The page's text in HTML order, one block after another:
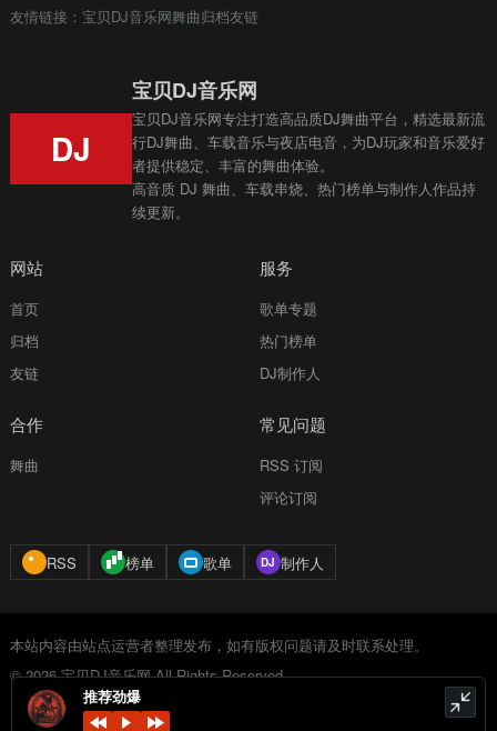
友情链接： 宝贝DJ音乐网舞曲归档友链
DJ
宝贝DJ音乐网
宝贝DJ音乐网专注打造高品质DJ舞曲平台，精选最新流
行DJ舞曲、车载音乐与夜店电音，为DJ玩家和音乐爱好
者提供稳定、丰富的舞曲体验。
高音质 DJ 舞曲、车载串烧、热门榜单与制作人作品持
续更新。
网站
首页
归档
友链
服务
歌单专题
热门榜单
DJ制作人
合作
舞曲
常见问题
RSS 订阅
评论订阅
RSS 榜单 歌单 制作人
本站内容由站点运营者整理发布，如有版权问题请及时联系处理。
© 2026 宝贝DJ音乐网 All Rights Reserved.
由 Typecho 强力驱动
推荐劲爆